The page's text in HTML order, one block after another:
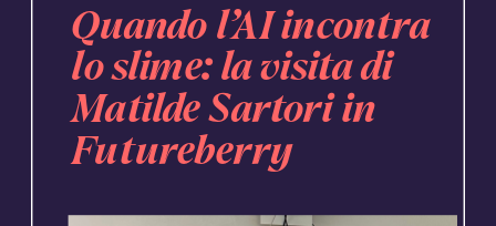
Quando l’AI incontra
lo slime: la visita di
Matilde Sartori in
Futureberry